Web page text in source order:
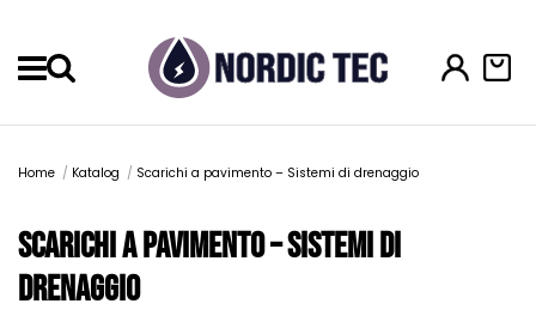
Home Katalog Scarichi a pavimento – Sistemi di drenaggio
Scarichi a pavimento – Sistemi di
drenaggio